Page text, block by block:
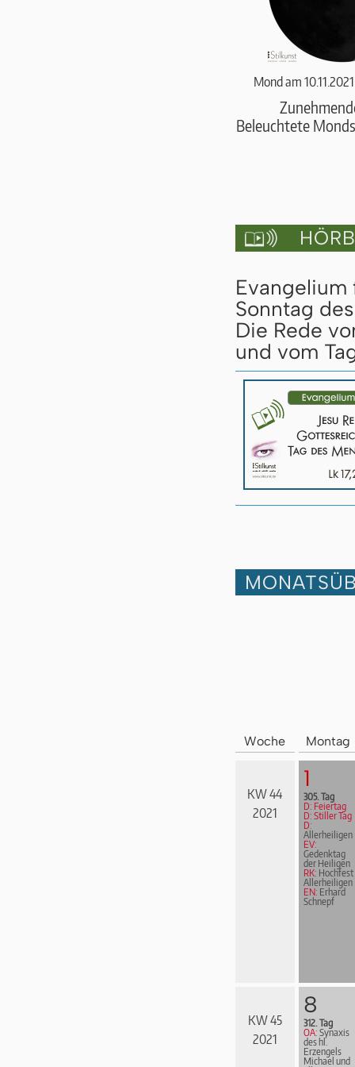
Mond am
Beleuchtete

Sonntag
Die Rede
und vom
Woche Montag
KW 44
2021
1
305. Tag
D: Feiertag
D: Stiller Tag
D:
Allerheiligen
EV:
Gedenktag
der Heiligen
RK: Hochfest
Allerheiligen
EN: Erhard
Schnepf
KW 45
2021
8
312. Tag
OA: Synaxis
des hl.
Erzengels
Michael und